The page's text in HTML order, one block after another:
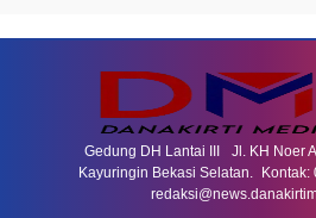
Gedung DH Lantai III Jl. KH Noer
Kayuringin Bekasi Selatan.